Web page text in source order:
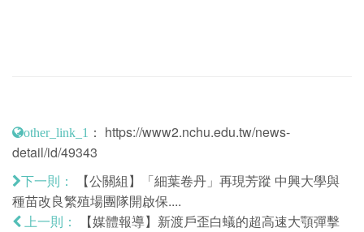
other_link_1 ： https://www2.nchu.edu.tw/news-
detail/id/49343
下一則：
【公關組】「細葉卷丹」再現芳蹤 中興大學與
種苗改良繁殖場團隊開啟保....
上一則：
【媒體報導】新渡戶歪白蟻的超高速大顎彈擊